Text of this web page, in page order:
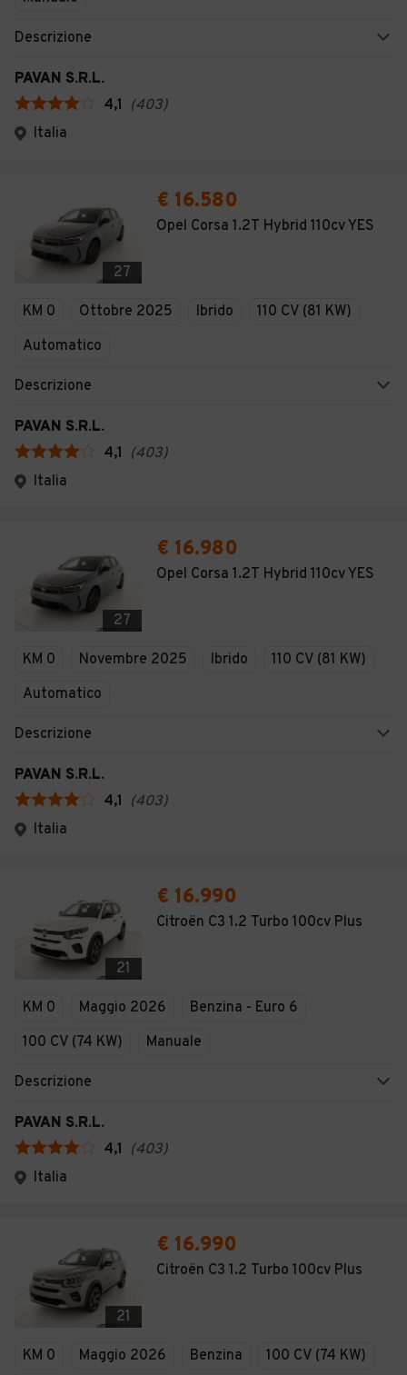
Descrizione
PAVAN S.R.L.
4,1 (403)
Italia
27
€ 16.580
Opel Corsa 1.2T Hybrid 110cv YES
KM 0 Ottobre 2025 Ibrido
110 CV (81 KW)
Automatico
Descrizione
PAVAN S.R.L.
4,1 (403)
Italia
27
€ 16.980
Opel Corsa 1.2T Hybrid 110cv YES
KM 0 Novembre 2025 Ibrido
110 CV (81 KW)
Automatico
Descrizione
PAVAN S.R.L.
4,1 (403)
Italia
21
€ 16.990
Citroën C3 1.2 Turbo 100cv Plus
KM 0 Maggio 2026
Benzina - Euro 6
100 CV (74 KW)
Manuale
Descrizione
PAVAN S.R.L.
4,1 (403)
Italia
21
€ 16.990
Citroën C3 1.2 Turbo 100cv Plus
KM 0 Maggio 2026 Benzina
100 CV (74 KW)